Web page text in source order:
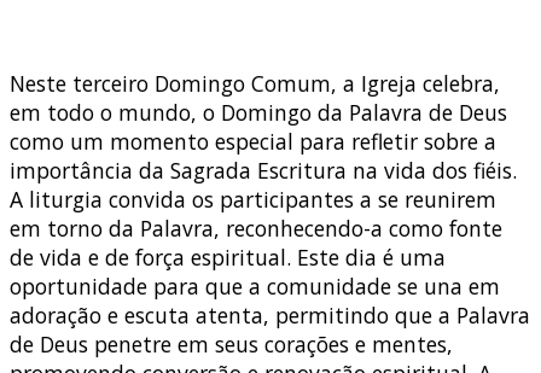
Neste terceiro Domingo Comum, a Igreja celebra,
em todo o mundo, o Domingo da Palavra de Deus
como um momento especial para refletir sobre a
importância da Sagrada Escritura na vida dos fiéis.
A liturgia convida os participantes a se reunirem
em torno da Palavra, reconhecendo-a como fonte
de vida e de força espiritual. Este dia é uma
oportunidade para que a comunidade se una em
adoração e escuta atenta, permitindo que a Palavra
de Deus penetre em seus corações e mentes,